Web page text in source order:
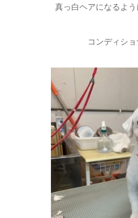
真っ白ヘアになるよ
コンディシ